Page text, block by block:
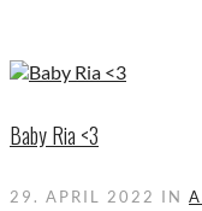
Baby Ria <3
29. APRIL 2022 IN